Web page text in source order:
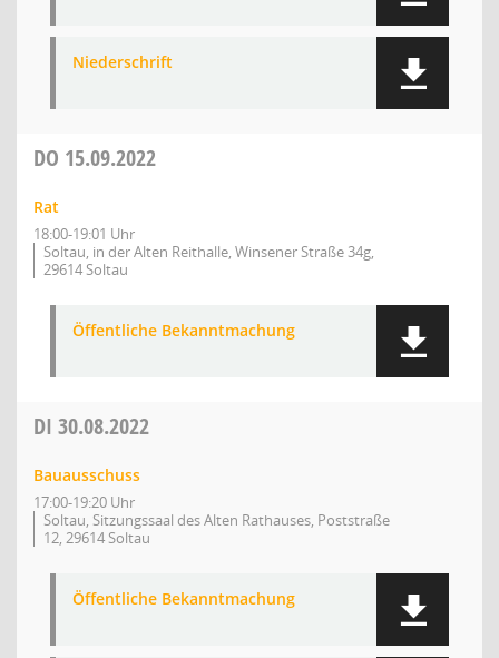
Niederschrift
DO 15.09.2022
Rat
18:00-19:01 Uhr
Soltau, in der Alten Reithalle, Winsener Straße 34g,
29614 Soltau
Öffentliche Bekanntmachung
DI 30.08.2022
Bauausschuss
17:00-19:20 Uhr
Soltau, Sitzungssaal des Alten Rathauses, Poststraße
12, 29614 Soltau
Öffentliche Bekanntmachung